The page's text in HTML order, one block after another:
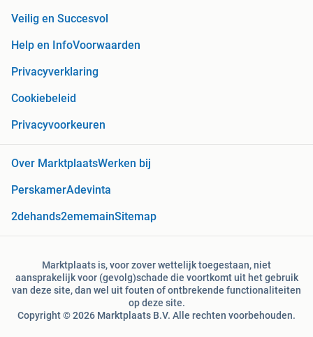
Veilig en Succesvol
Help en InfoVoorwaarden
Privacyverklaring
Cookiebeleid
Privacyvoorkeuren
Over MarktplaatsWerken bij
PerskamerAdevinta
2dehands2ememainSitemap
Marktplaats is, voor zover wettelijk toegestaan, niet
aansprakelijk voor (gevolg)schade die voortkomt uit het gebruik
van deze site, dan wel uit fouten of ontbrekende functionaliteiten
op deze site.
Copyright © 2026 Marktplaats B.V. Alle rechten voorbehouden.